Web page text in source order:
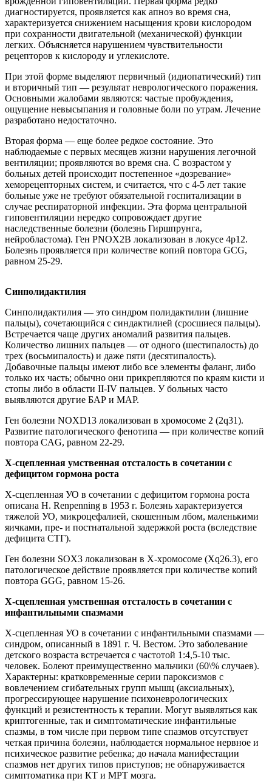
диагностируется, проявляется как апноэ во время сна,
характеризуется снижением насыщения крови кислородом
при сохранности двигательной (механической) функции
легких. Объясняется нарушением чувствительности
рецепторов к кислороду и углекислоте.
При этой форме выделяют первичный (идиопатический) тип
и вторичный тип — результат неврологического поражения.
Основными жалобами являются: частые пробуждения,
ощущение невысыпания и головные боли по утрам. Лечение
разработано недостаточно.
Вторая форма — еще более редкое состояние. Это
наблюдаемые с первых месяцев жизни нарушения легочной
вентиляции; проявляются во время сна. С возрастом у
больных детей происходит постепенное «дозревание»
хеморецепторных систем, и считается, что с 4-5 лет такие
больные уже не требуют обязательной госпитализации в
случае респираторной инфекции. Эта форма центральной
гиповентиляции нередко сопровождает другие
наследственные болезни (болезнь Гиршпрунга,
нейробластома). Ген PNOX2B локализован в локусе 4р12.
Болезнь проявляется при количестве копий повтора GCG,
равном 25-29.
Синполидактилия
Синполидактилия — это синдром полидактилии (лишние
пальцы), сочетающийся с синдактилией (сросшиеся пальцы).
Встречается чаще других аномалий развития пальцев.
Количество лишних пальцев — от одного (шестипалость) до
трех (восьмипалость) и даже пяти (десятипалость).
Добавочные пальцы имеют либо все элементы фаланг, либо
только их часть; обычно они прикрепляются по краям кисти и
стопы либо в области II-IV пальцев. У больных часто
выявляются другие БАР и МАР.
Ген болезни NOXD13 локализован в хромосоме 2 (2q31).
Развитие патологического фенотипа — при количестве копий
повтора CAG, равном 22-29.
Х-сцепленная умственная отсталость в сочетании с
дефицитом гормона роста
Х-сцепленная УО в сочетании с дефицитом гормона роста
описана H. Renpenning в 1953 г. Болезнь характеризуется
тяжелой УО, микроцефалией, скошенным лбом, маленькими
яичками, пре- и постнатальной задержкой роста (вследствие
дефицита СТГ).
Ген болезни SOX3 локализован в Х-хромосоме (Xq26.3), его
патологическое действие проявляется при количестве копий
повтора GGG, равном 15-26.
Х-сцепленная умственная отсталость в сочетании с
инфантильными спазмами
Х-сцепленная УО в сочетании с инфантильными спазмами —
синдром, описанный в 1891 г. Ч. Вестом. Это заболевание
детского возраста встречается с частотой 1:4,5-10 тыс.
человек. Болеют преимущественно мальчики (60\% случаев).
Характерны: кратковременные серии пароксизмов с
вовлечением сгибательных групп мышц (аксиальных),
прогрессирующее нарушение психоневрологических
функций и резистентность к терапии. Могут выявляться как
криптогенные, так и симптоматические инфантильные
спазмы, в том числе при первом типе спазмов отсутствует
четкая причина болезни, наблюдается нормальное нервное и
психическое развитие ребенка; до начала манифестации
спазмов нет других типов приступов; не обнаруживается
симптоматика при КТ и МРТ мозга.